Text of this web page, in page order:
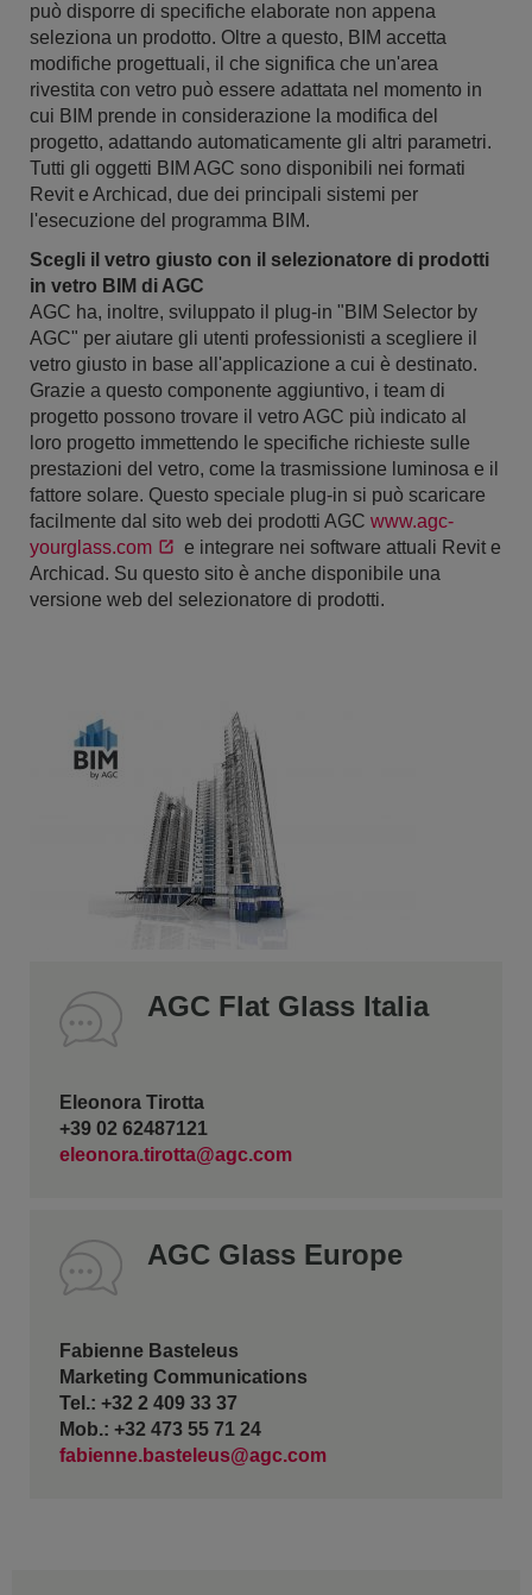
può disporre di specifiche elaborate non appena
seleziona un prodotto. Oltre a questo, BIM accetta
modifiche progettuali, il che significa che un'area
rivestita con vetro può essere adattata nel momento in
cui BIM prende in considerazione la modifica del
progetto, adattando automaticamente gli altri parametri.
Tutti gli oggetti BIM AGC sono disponibili nei formati
Revit e Archicad, due dei principali sistemi per
l'esecuzione del programma BIM.
Scegli il vetro giusto con il selezionatore di prodotti
in vetro BIM di AGC
AGC ha, inoltre, sviluppato il plug-in "BIM Selector by
AGC" per aiutare gli utenti professionisti a scegliere il
vetro giusto in base all'applicazione a cui è destinato.
Grazie a questo componente aggiuntivo, i team di
progetto possono trovare il vetro AGC più indicato al
loro progetto immettendo le specifiche richieste sulle
prestazioni del vetro, come la trasmissione luminosa e il
fattore solare. Questo speciale plug-in si può scaricare
facilmente dal sito web dei prodotti AGC www.agc-
yourglass.com
e integrare nei software attuali Revit e
Archicad. Su questo sito è anche disponibile una
versione web del selezionatore di prodotti.
AGC Flat Glass Italia
Eleonora Tirotta
+39 02 62487121
eleonora.tirotta@agc.com
AGC Glass Europe
Fabienne Basteleus
Marketing Communications
Tel.: +32 2 409 33 37
Mob.: +32 473 55 71 24
fabienne.basteleus@agc.com